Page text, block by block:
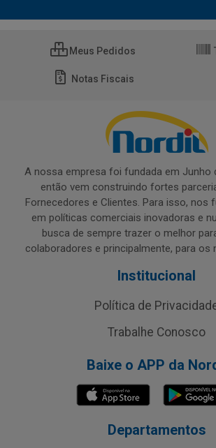
Meus Pedidos
Notas Fiscais
A nossa empresa foi fundada em Junho
então vem construindo fortes
Fornecedores e Clientes. Para isso, nos
em políticas comerciais inovadoras e
busca de sempre trazer o melhor
colaboradores e principalmente, para os
Institucional
Política de
Trabalhe Conosco
Baixe o APP da
Departamentos